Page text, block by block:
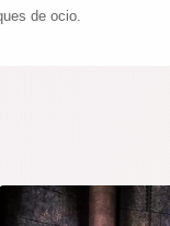
de ocio.